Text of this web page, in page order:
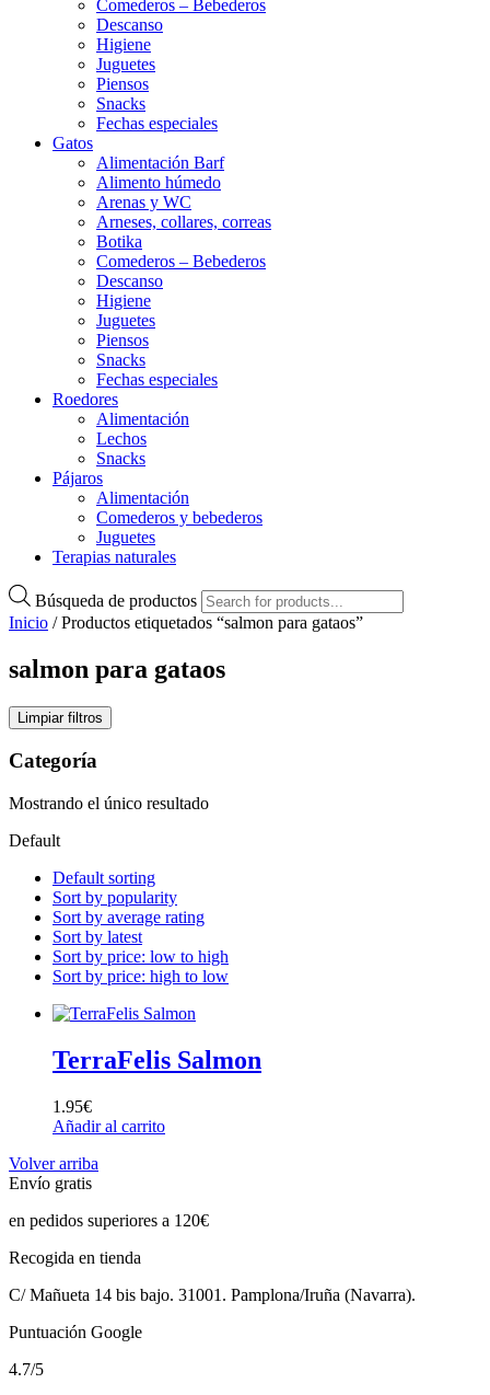
Comederos – Bebederos
Descanso
Higiene
Juguetes
Piensos
Snacks
Fechas especiales
Gatos
Alimentación Barf
Alimento húmedo
Arenas y WC
Arneses, collares, correas
Botika
Comederos – Bebederos
Descanso
Higiene
Juguetes
Piensos
Snacks
Fechas especiales
Roedores
Alimentación
Lechos
Snacks
Pájaros
Alimentación
Comederos y bebederos
Juguetes
Terapias naturales
Búsqueda de productos
Inicio / Productos etiquetados “salmon para gataos”
salmon para gataos
Limpiar filtros
Categoría
Mostrando el único resultado
Default
Default sorting
Sort by popularity
Sort by average rating
Sort by latest
Sort by price: low to high
Sort by price: high to low
TerraFelis Salmon
1.95€
Añadir al carrito
Volver arriba
Envío gratis
en pedidos superiores a 120€
Recogida en tienda
C/ Mañueta 14 bis bajo. 31001. Pamplona/Iruña (Navarra).
Puntuación Google
4.7/5